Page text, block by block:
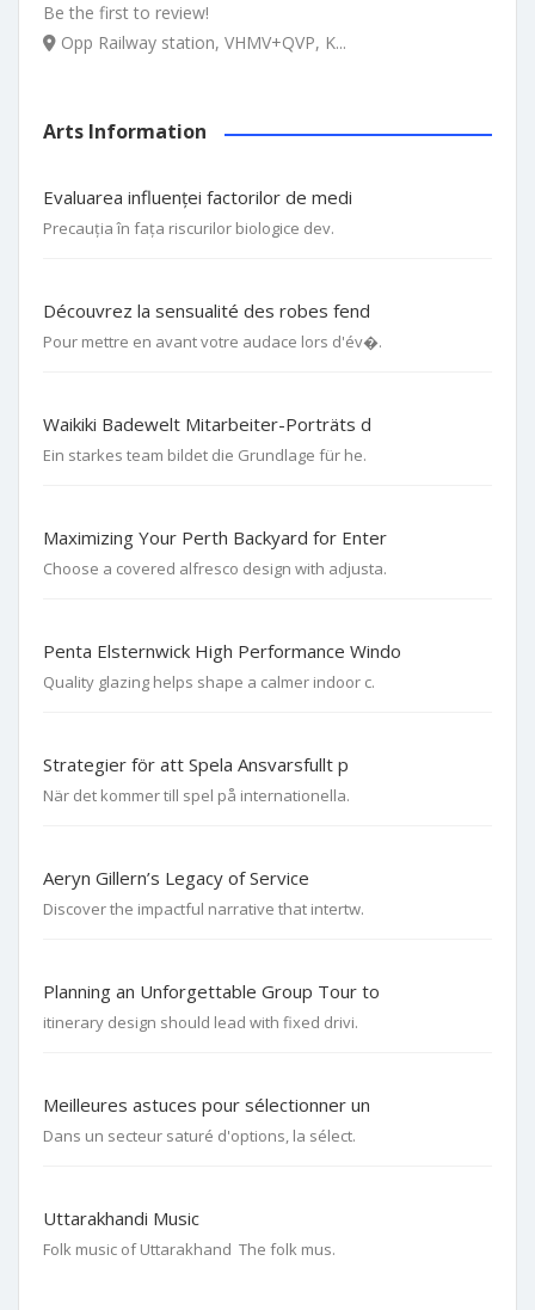
Be the first to review!
Opp Railway station, VHMV+QVP, K...
Arts Information
Evaluarea influenței factorilor de medi
Precauția în fața riscurilor biologice dev.
Découvrez la sensualité des robes fend
Pour mettre en avant votre audace lors d'év�.
Waikiki Badewelt Mitarbeiter-Porträts d
Ein starkes team bildet die Grundlage für he.
Maximizing Your Perth Backyard for Enter
Choose a covered alfresco design with adjusta.
Penta Elsternwick High Performance Windo
Quality glazing helps shape a calmer indoor c.
Strategier för att Spela Ansvarsfullt p
När det kommer till spel på internationella.
Aeryn Gillern’s Legacy of Service
Discover the impactful narrative that intertw.
Planning an Unforgettable Group Tour to
itinerary design should lead with fixed drivi.
Meilleures astuces pour sélectionner un
Dans un secteur saturé d'options, la sélect.
Uttarakhandi Music
Folk music of Uttarakhand The folk mus.